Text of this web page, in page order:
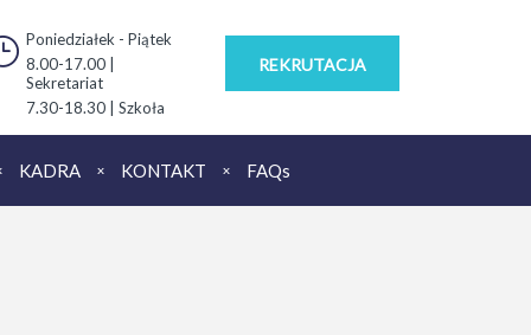
Poniedziałek - Piątek
8.00-17.00 |
Sekretariat
7.30-18.30 | Szkoła
REKRUTACJA
KADRA KONTAKT FAQs